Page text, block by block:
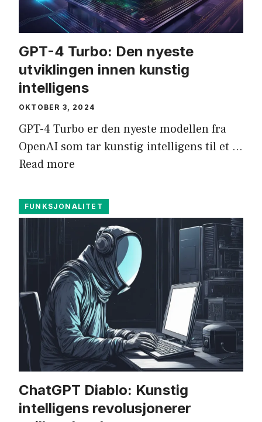
GPT-4 Turbo: Den nyeste
utviklingen innen kunstig
intelligens
OKTOBER 3, 2024
GPT-4 Turbo er den nyeste modellen fra
OpenAI som tar kunstig intelligens til et …
Read more
FUNKSJONALITET
ChatGPT Diablo: Kunstig
intelligens revolusjonerer